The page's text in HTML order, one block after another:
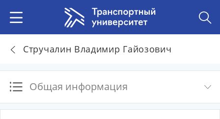
Стручалин Владимир Гайозович
Общая информация